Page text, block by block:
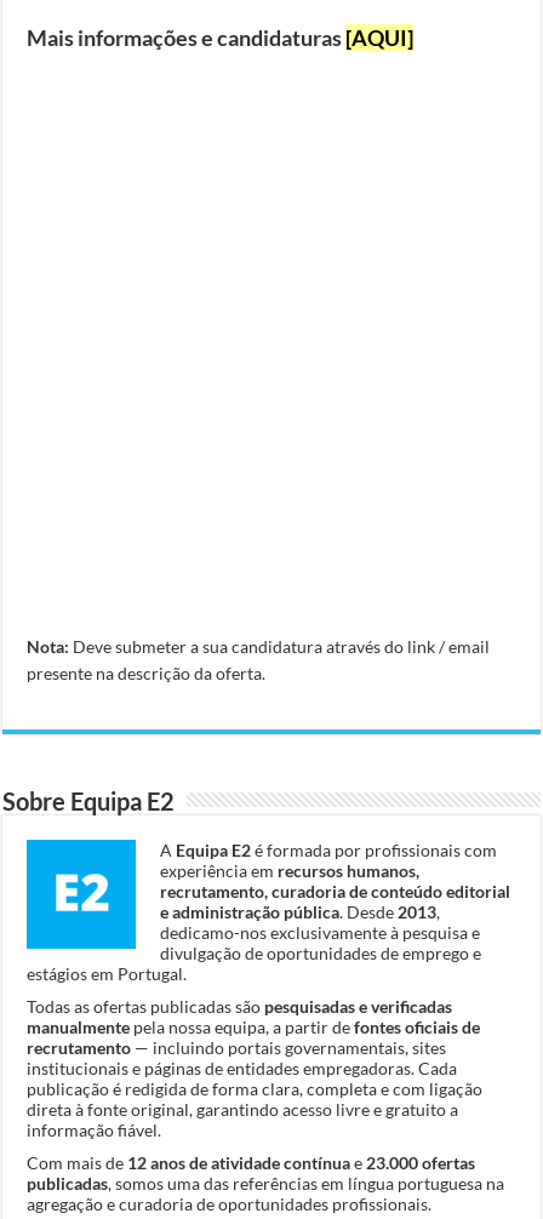
Mais informações e candidaturas[AQUI]
Nota: Deve submeter a sua candidatura através do link / email
presente na descrição da oferta.
Sobre Equipa E2
A Equipa E2é formada por profissionais com
experiência em recursos humanos,
recrutamento, curadoria de conteúdo editorial
e administração pública. Desde 2013,
dedicamo-nos exclusivamente à pesquisa e
divulgação de oportunidades de emprego e
estágios em Portugal.
Todas as ofertas publicadas são pesquisadas e verificadas
manualmente pela nossa equipa, a partir defontes oficiais de
recrutamento — incluindo portais governamentais, sites
institucionais e páginas de entidades empregadoras. Cada
publicação é redigida de forma clara, completa e com ligação
direta à fonte original, garantindo acesso livre e gratuito a
informação fiável.
Com mais de 12 anos de atividade contínuae 23.000 ofertas
publicadas, somos uma das referências em língua portuguesa na
agregação e curadoria de oportunidades profissionais.